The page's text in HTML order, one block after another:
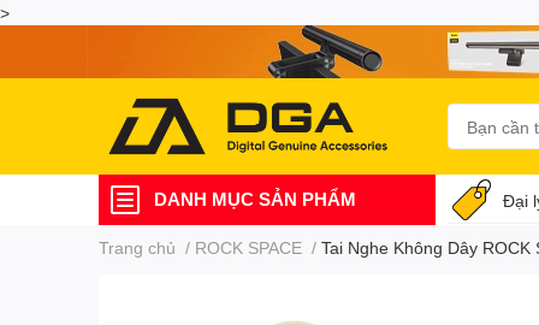
>
DANH MỤC SẢN PHẨM Đại
Trang chủ / ROCK SPACE / Tai Nghe Không Dây ROCK